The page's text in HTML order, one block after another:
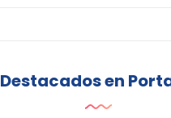
Destacados en